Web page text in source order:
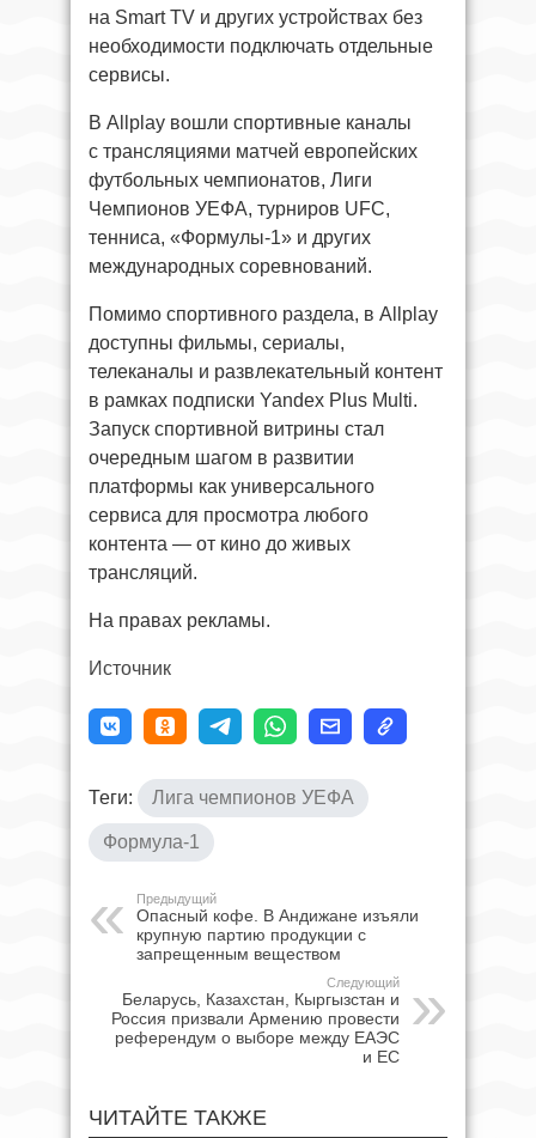
на Smart TV и других устройствах без
необходимости подключать отдельные
сервисы.
В Allplay вошли спортивные каналы
с трансляциями матчей европейских
футбольных чемпионатов, Лиги
Чемпионов УЕФА, турниров UFC,
тенниса, «Формулы-1» и других
международных соревнований.
Помимо спортивного раздела, в Allplay
доступны фильмы, сериалы,
телеканалы и развлекательный контент
в рамках подписки Yandex Plus Multi.
Запуск спортивной витрины стал
очередным шагом в развитии
платформы как универсального
сервиса для просмотра любого
контента — от кино до живых
трансляций.
На правах рекламы.
Источник
Теги: Лига чемпионов УЕФА
Формула-1
Предыдущий
Опасный кофе. В Андижане изъяли
крупную партию продукции с
запрещенным веществом
Следующий
Беларусь, Казахстан, Кыргызстан и
Россия призвали Армению провести
референдум о выборе между ЕАЭС
и ЕС
ЧИТАЙТЕ ТАКЖЕ